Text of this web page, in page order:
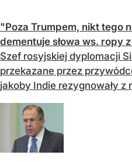
"Poza Trumpem, nikt tego
dementuje słowa ws. ropy
Szef rosyjskiej dyplomacji
przekazane przez
jakoby Indie rezygnowały z